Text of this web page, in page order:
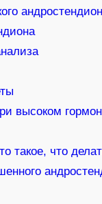
высоком
такое, что